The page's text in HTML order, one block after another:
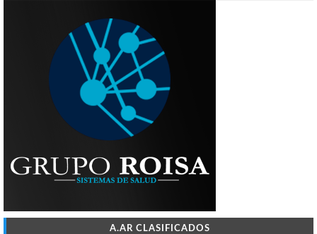
A.AR CLASIFICADOS